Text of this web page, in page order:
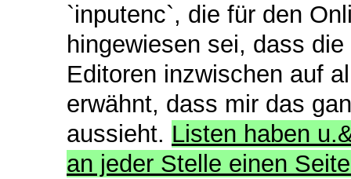
`inputenc`, die für den
hingewiesen sei, dass
Editoren inzwischen auf
erwähnt, dass mir das
aussieht. Listen haben
an jeder Stelle einen